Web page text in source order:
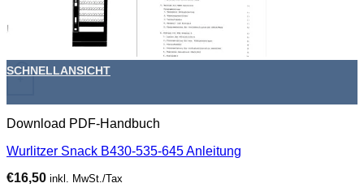
+
SCHNELLANSICHT
Download PDF-Handbuch
Wurlitzer Snack B430-535-645 Anleitung
€16,50 inkl. MwSt./Tax